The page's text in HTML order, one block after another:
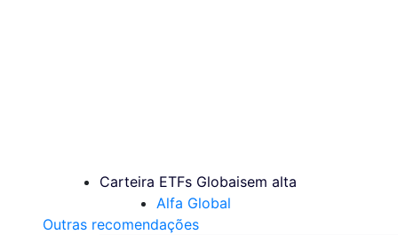
Carteira ETFs Globaisem alta
Alfa Global
Outras recomendações